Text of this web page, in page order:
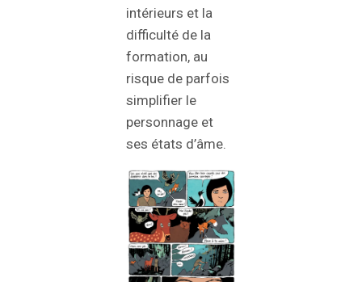
intérieurs et la
difficulté de la
formation, au
risque de parfois
simplifier le
personnage et
ses états d’âme.